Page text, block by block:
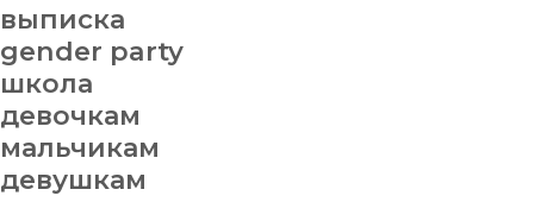
выписка
gender party
школа
девочкам
мальчикам
девушкам